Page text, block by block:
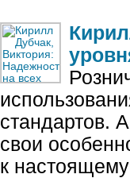
стандартов.
свои
к